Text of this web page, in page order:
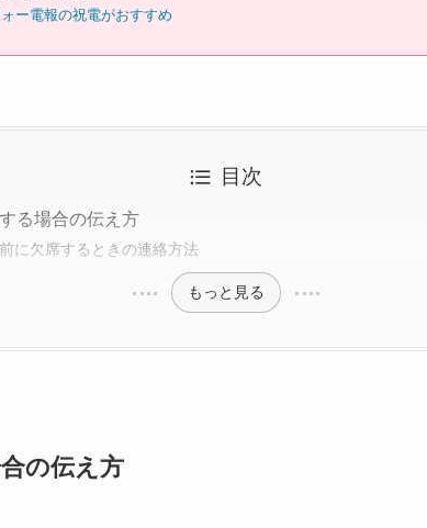
ー電報の祝電がおすすめ
目次
る場合の伝え方
に欠席するときの連絡方法
もっと見る
の伝え方